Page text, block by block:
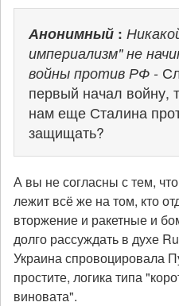
Анонимный:
империализм" не
войны против РФ -
первый начал войну,
нам еще Сталина
защищать?
А вы не согласны с тем,
лежит всё же на том, кто
вторжение и ракетные и
долго рассуждать в духе
Украина спровоцировала
простите, логика типа
виновата".